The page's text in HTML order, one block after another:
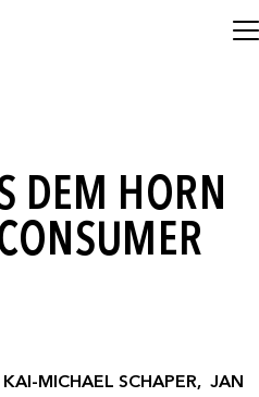
DEM HORN
KAI-MICHAEL SCHAPER, JAN